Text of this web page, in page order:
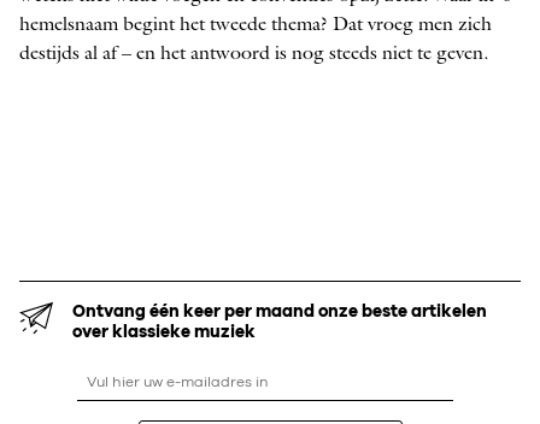
hemelsnaam begint het tweede thema? Dat vroeg men zich
destijds al af – en het antwoord is nog steeds niet te geven.
Ontvang één keer per maand onze beste artikelen
over klassieke muziek